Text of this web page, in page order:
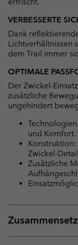
VERBESSERTE
Dank
Lichtverhältnissen
dem Trail immer
OPTIMALE
Der Zwickel-
zusätzliche
ungehindert
und Komfort.
Zwickel-
Zusätzliche